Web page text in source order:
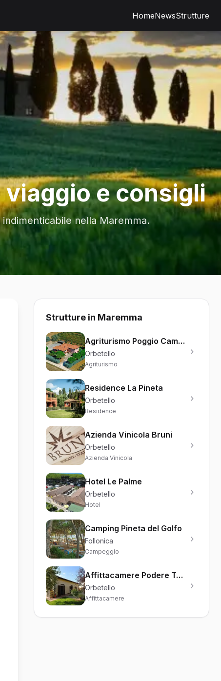
HomeNewsStrutture
viaggio e consigli
nella Maremma.
Strutture in Maremma
Agriturismo Poggio Campana
Orbetello
Agriturismo
Residence La Pineta
Orbetello
Residence
Azienda Vinicola Bruni
Orbetello
Azienda Vinicola
Hotel Le Palme
Orbetello
Hotel
Camping Pineta del Golfo
Follonica
Campeggio
Affittacamere Podere Turicchio
Orbetello
Affittacamere